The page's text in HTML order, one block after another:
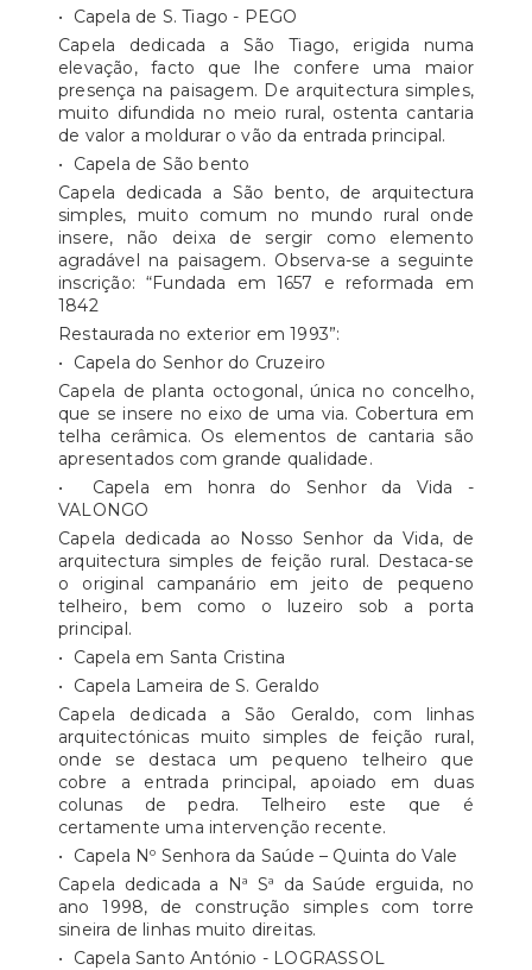
• Capela de S. Tiago - PEGO
Capela dedicada a São Tiago, erigida numa
elevação, facto que lhe confere uma maior
presença na paisagem. De arquitectura simples,
muito difundida no meio rural, ostenta cantaria
de valor a moldurar o vão da entrada principal.
• Capela de São bento
Capela dedicada a São bento, de arquitectura
simples, muito comum no mundo rural onde
insere, não deixa de sergir como elemento
agradável na paisagem. Observa-se a seguinte
inscrição: “Fundada em 1657 e reformada em
1842
Restaurada no exterior em 1993”:
• Capela do Senhor do Cruzeiro
Capela de planta octogonal, única no concelho,
que se insere no eixo de uma via. Cobertura em
telha cerâmica. Os elementos de cantaria são
apresentados com grande qualidade.
• Capela em honra do Senhor da Vida -
VALONGO
Capela dedicada ao Nosso Senhor da Vida, de
arquitectura simples de feição rural. Destaca-se
o original campanário em jeito de pequeno
telheiro, bem como o luzeiro sob a porta
principal.
• Capela em Santa Cristina
• Capela Lameira de S. Geraldo
Capela dedicada a São Geraldo, com linhas
arquitectónicas muito simples de feição rural,
onde se destaca um pequeno telheiro que
cobre a entrada principal, apoiado em duas
colunas de pedra. Telheiro este que é
certamente uma intervenção recente.
• Capela Nº Senhora da Saúde – Quinta do Vale
Capela dedicada a Nª Sª da Saúde erguida, no
ano 1998, de construção simples com torre
sineira de linhas muito direitas.
• Capela Santo António - LOGRASSOL